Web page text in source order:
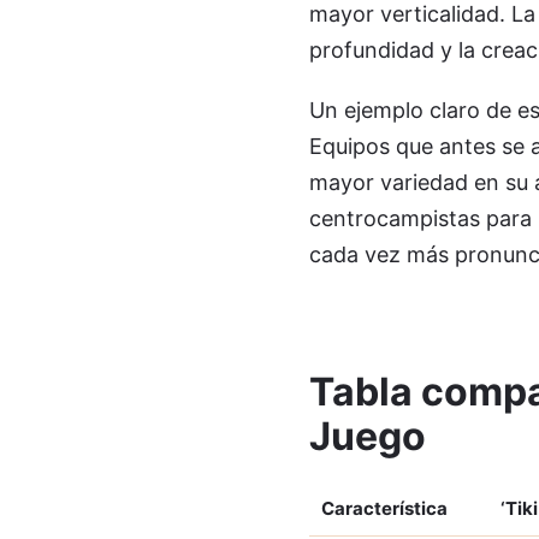
mayor verticalidad.
profundidad y la
Un ejemplo claro de
Equipos que antes
mayor variedad en su
centrocampistas
cada vez más
Tabla
Juego
Característica